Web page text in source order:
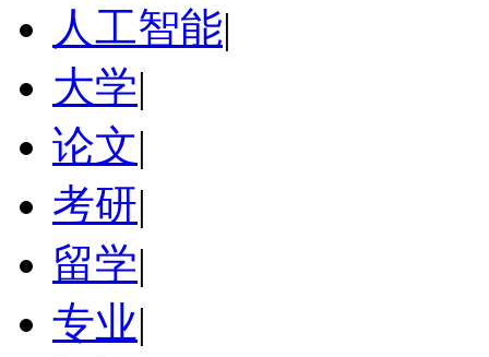
人工智能|
大学|
论文|
考研|
留学|
专业|